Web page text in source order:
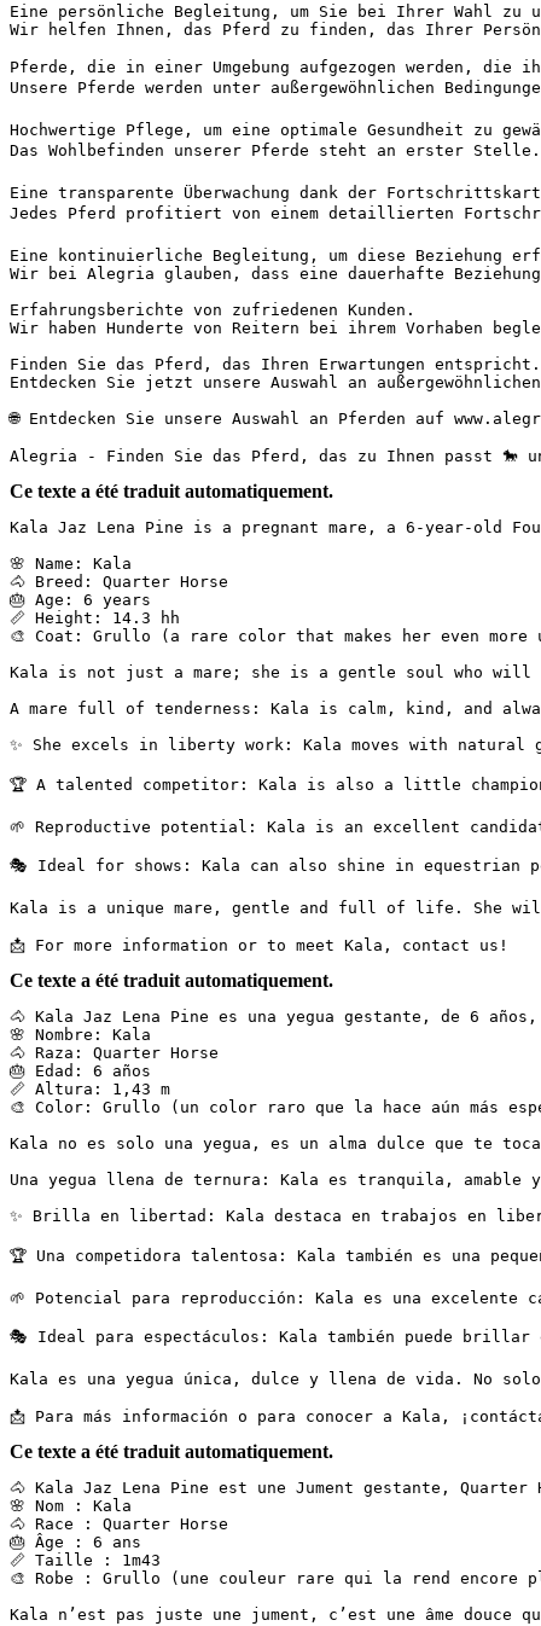
Eine persönliche Begleitung, um Sie bei Ihrer Wahl zu
Wir helfen Ihnen, das Pferd zu finden, das Ihrer
Pferde, die in einer Umgebung aufgezogen werden, die
Unsere Pferde werden unter außergewöhnlichen
Hochwertige Pflege, um eine optimale Gesundheit zu
Das Wohlbefinden unserer Pferde steht an erster
Eine transparente Überwachung dank der
Jedes Pferd profitiert von einem detaillierten
Eine kontinuierliche Begleitung, um diese Beziehung
Wir bei Alegria glauben, dass eine dauerhafte
Erfahrungsberichte von zufriedenen Kunden.
Wir haben Hunderte von Reitern bei ihrem Vorhaben
Finden Sie das Pferd, das Ihren Erwartungen entspricht.
Entdecken Sie jetzt unsere Auswahl an
🌐 Entdecken Sie unsere Auswahl an Pferden auf
Alegria - Finden Sie das Pferd, das zu Ihnen passt 🐎
Ce texte a été traduit automatiquement.
Kala Jaz Lena Pine is a pregnant mare, a 6-year-old
🌸 Name: Kala
🐴 Breed: Quarter Horse
🎂 Age: 6 years
📏 Height: 14.3 hh
🎨 Coat: Grullo (a rare color that makes her even
Kala is not just a mare; she is a gentle soul who will
A mare full of tenderness: Kala is calm, kind, and
✨ She excels in liberty work: Kala moves with natural
🏆 A talented competitor: Kala is also a little
🌱 Reproductive potential: Kala is an excellent
🎭 Ideal for shows: Kala can also shine in equestrian
Kala is a unique mare, gentle and full of life. She
📩 For more information or to meet Kala, contact us!
Ce texte a été traduit automatiquement.
🐴 Kala Jaz Lena Pine es una yegua gestante, de 6
🌸 Nombre: Kala
🐴 Raza: Quarter Horse
🎂 Edad: 6 años
📏 Altura: 1,43 m
🎨 Color: Grullo (un color raro que la hace aún más
Kala no es solo una yegua, es un alma dulce que te
Una yegua llena de ternura: Kala es tranquila,
✨ Brilla en libertad: Kala destaca en trabajos en
🏆 Una competidora talentosa: Kala también es una
🌱 Potencial para reproducción: Kala es una
🎭 Ideal para espectáculos: Kala también puede
Kala es una yegua única, dulce y llena de vida. No
📩 Para más información o para conocer a Kala,
Ce texte a été traduit automatiquement.
🐴 Kala Jaz Lena Pine est une Jument gestante, Quarter
🌸 Nom : Kala
🐴 Race : Quarter Horse
🎂 Âge : 6 ans
📏 Taille : 1m43
🎨 Robe : Grullo (une couleur rare qui la rend encore
Kala n’est pas juste une jument, c’est une âme